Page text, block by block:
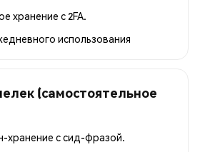
хранение с 2FA.
использования
(самостоятельное
хранение с сид-фразой.